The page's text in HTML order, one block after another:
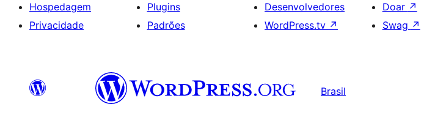
Hospedagem
Privacidade
Plugins
Padrões
Desenvolvedores
WordPress.tv ↗
Doar ↗
Swag ↗
Brasil